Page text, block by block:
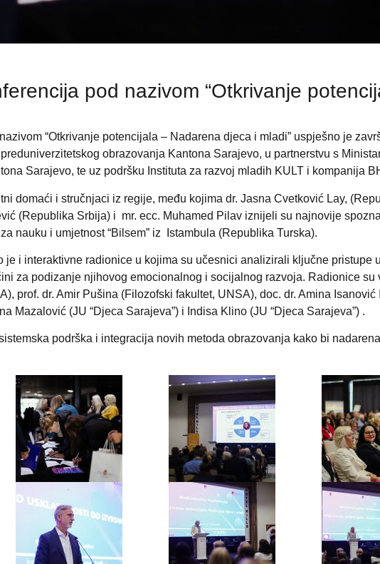
pod nazivom “Otkrivanje
“Otkrivanje potencijala – Nadarena djeca i mladi” uspješno je
obrazovanja Kantona Sarajevo, u partnerstvu s
Sarajevo, te uz podršku Instituta za razvoj mladih KULT i kompanija
domaći i stručnjaci iz regije, među kojima dr. Jasna Cvetković Lay,
(Republika Srbija) i mr. ecc. Muhamed Pilav iznijeli su najnovije
nauku i umjetnost “Bilsem” iz Istambula (Republika Turska).
je i interaktivne radionice u kojima su učesnici analizirali ključne
za podizanje njihovog emocionalnog i socijalnog razvoja. Radionice
prof. dr. Amir Pušina (Filozofski fakultet, UNSA), doc. dr. Amina
Mazalović (JU “Djeca Sarajeva”) i Indisa Klino (JU “Djeca Sarajeva”) .
podrška i integracija novih metoda obrazovanja kako bi